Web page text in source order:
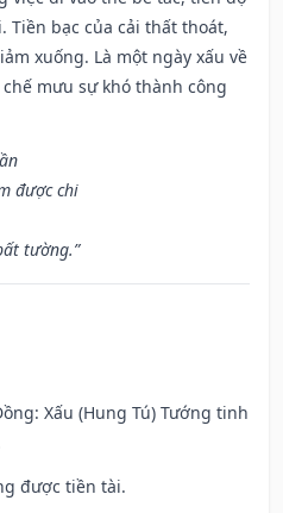
bạc của cải thất thoát,
xuống. Là một ngày xấu về
mưu sự khó thành công
được chi
tường.”
Xấu (Hung Tú) Tướng tinh
được tiền tài.